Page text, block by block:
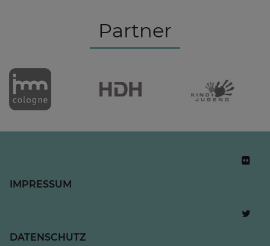
Partner
IMPRESSUM
DATENSCHUTZ